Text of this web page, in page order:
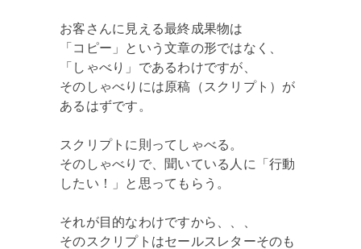
お客さんに見える最終成果物は
「コピー」という文章の形ではなく、
「しゃべり」であるわけですが、
そのしゃべりには原稿（スクリプト）が
あるはずです。
スクリプトに則ってしゃべる。
そのしゃべりで、聞いている人に「行動
したい！」と思ってもらう。
それが目的なわけですから、、、
そのスクリプトはセールスレターそのも